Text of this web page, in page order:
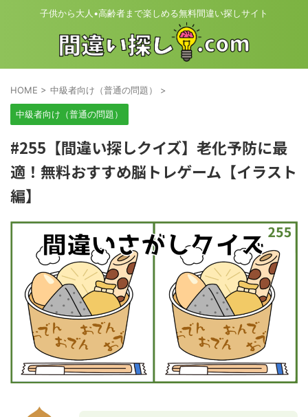
子供から大人•高齢者まで楽しめる無料間違い探しサイト
HOME > 中級者向け（普通の問題） >
中級者向け（普通の問題）
#255【間違い探しクイズ】老化予防に最
適！無料おすすめ脳トレゲーム【イラスト
編】